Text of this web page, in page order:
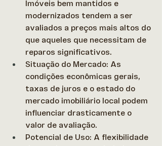
Imóveis bem mantidos e
modernizados tendem a ser
avaliados a preços mais altos do
que aqueles que necessitam de
reparos significativos.
Situação do Mercado: As
condições econômicas gerais,
taxas de juros e o estado do
mercado imobiliário local podem
influenciar drasticamente o
valor de avaliação.
Potencial de Uso: A flexibilidade